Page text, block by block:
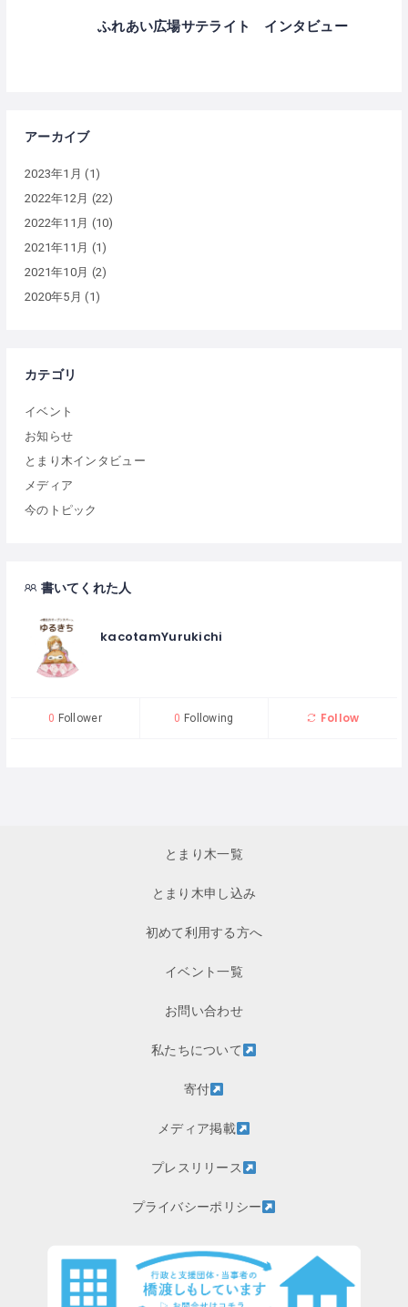
ふれあい広場サテライト インタビュー
アーカイブ
2023年1月 (1)
2022年12月 (22)
2022年11月 (10)
2021年11月 (1)
2021年10月 (2)
2020年5月 (1)
カテゴリ
イベント
お知らせ
とまり木インタビュー
メディア
今のトピック
書いてくれた人
kacotamYurukichi
0 Follower 0 Following Follow
とまり木一覧
とまり木申し込み
初めて利用する方へ
イベント一覧
お問い合わせ
私たちについて
寄付
メディア掲載
プレスリリース
プライバシーポリシー